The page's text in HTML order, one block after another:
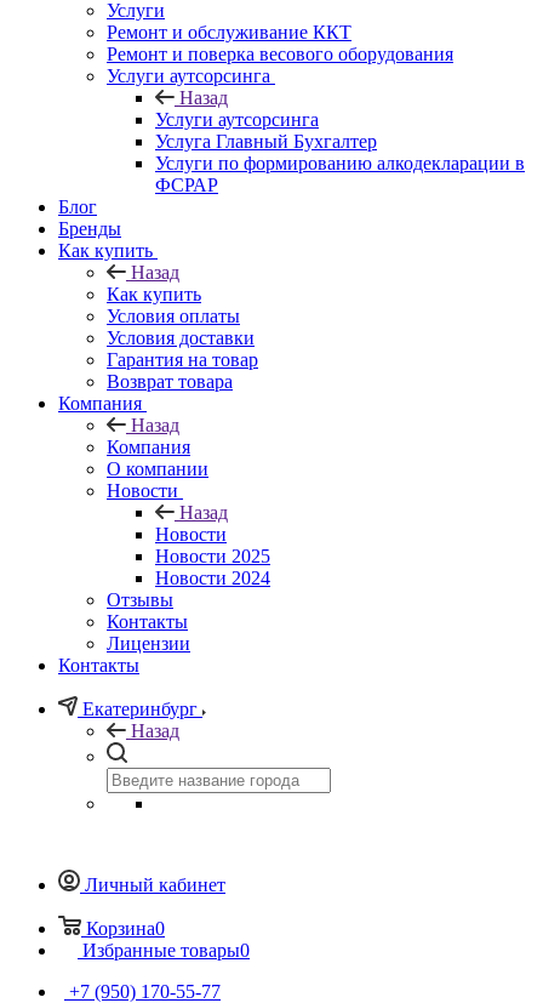
Услуги
Ремонт и обслуживание ККТ
Ремонт и поверка весового оборудования
Услуги аутсорсинга
Назад
Услуги аутсорсинга
Услуга Главный Бухгалтер
Услуги по формированию алкодекларации в
ФСРАР
Блог
Бренды
Как купить
Назад
Как купить
Условия оплаты
Условия доставки
Гарантия на товар
Возврат товара
Компания
Назад
Компания
О компании
Новости
Назад
Новости
Новости 2025
Новости 2024
Отзывы
Контакты
Лицензии
Контакты
Екатеринбург
Назад
Личный кабинет
Корзина0
Избранные товары0
+7 (950) 170-55-77